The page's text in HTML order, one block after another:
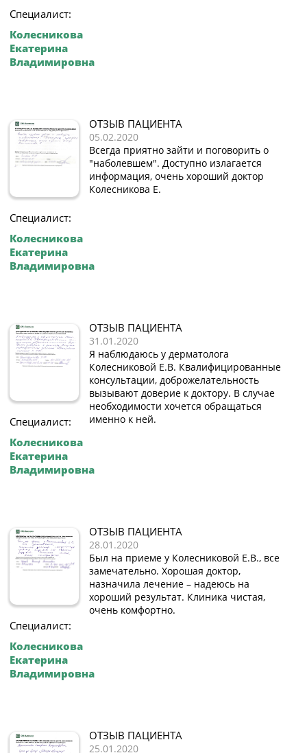
Специалист:
Колесникова
Екатерина
Владимировна
Специалист:
Колесникова
Екатерина
Владимировна
ОТЗЫВ ПАЦИЕНТА
05.02.2020
Всегда приятно зайти и поговорить о
"наболевшем". Доступно излагается
информация, очень хороший доктор
Колесникова Е.
Специалист:
Колесникова
Екатерина
Владимировна
ОТЗЫВ ПАЦИЕНТА
31.01.2020
Я наблюдаюсь у дерматолога
Колесниковой Е.В. Квалифицированные
консультации, доброжелательность
вызывают доверие к доктору. В случае
необходимости хочется обращаться
именно к ней.
Специалист:
Колесникова
Екатерина
Владимировна
ОТЗЫВ ПАЦИЕНТА
28.01.2020
Был на приеме у Колесниковой Е.В., все
замечательно. Хорошая доктор,
назначила лечение – надеюсь на
хороший результат. Клиника чистая,
очень комфортно.
ОТЗЫВ ПАЦИЕНТА
25.01.2020